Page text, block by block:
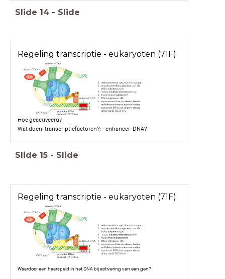
Slide 14 - Slide
Regeling transcriptie - eukaryoten (71F)
Hoe geactiveerd?
Wat doen: transcriptiefactoren?; - enhancer-DNA?
Slide 15 - Slide
Regeling transcriptie - eukaryoten (71F)
Waardoor een haarspeld in het DNA bij activering van een gen?